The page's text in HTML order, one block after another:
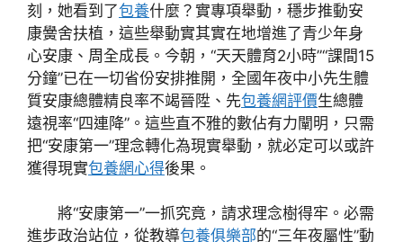
刻，她看到了包養什麼？實專項舉動，穩步推動安
康黌舍扶植，這些舉動實其實在地增進了青少年身
心安康、周全成長。今朝，“天天體育2小時”“課間15
分鐘”已在一切省份安排推開，全國年夜中小先生體
質安康總體精良率不竭晉陞、先包養網評價生總體
遠視率“四連降”。這些直不雅的數佔有力闡明，只需
把“安康第一”理念轉化為現實舉動，就必定可以或許
獲得現實包養網心得後果。
將“安康第一”一抓究竟，請求理念樹得牢。必需
進步政治站位，從教導包養俱樂部的“三年夜屬性”動